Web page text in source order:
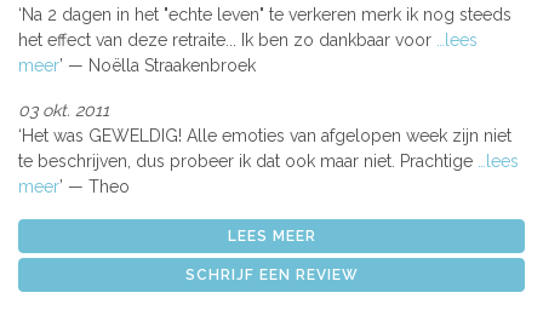
Na 2 dagen in het "echte leven" te verkeren merk ik nog steeds
het effect van deze retraite... Ik ben zo dankbaar voor
…lees
meer
Noëlla Straakenbroek
03 okt. 2011
Het was GEWELDIG! Alle emoties van afgelopen week zijn niet
te beschrijven, dus probeer ik dat ook maar niet. Prachtige
…lees
meer
Theo
LEES MEER
SCHRIJF EEN REVIEW